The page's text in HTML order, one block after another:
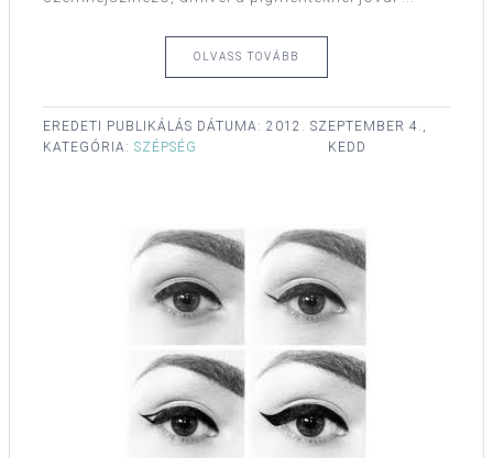
OLVASS TOVÁBB
EREDETI PUBLIKÁLÁS DÁTUMA: 2012. SZEPTEMBER 4.,
KEDD
KATEGÓRIA: SZÉPSÉG